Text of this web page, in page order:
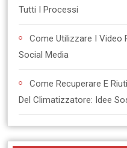
Tutti I Processi
Come Utilizzare I Video
Social Media
Come Recuperare E
Del Climatizzatore: Idee